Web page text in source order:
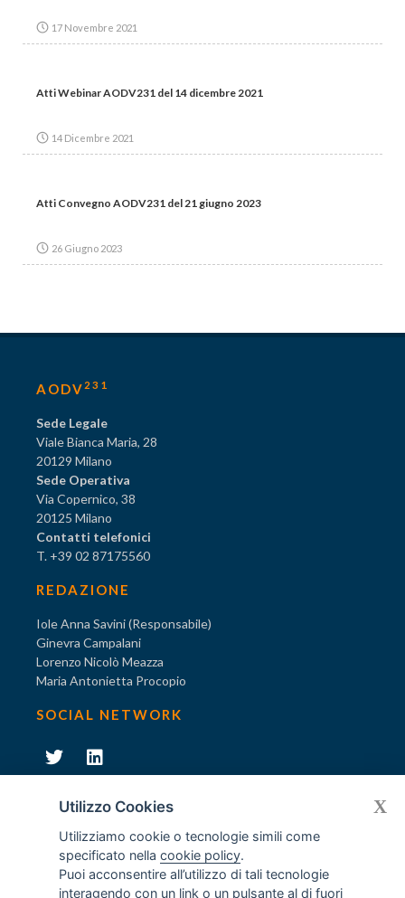
17 Novembre 2021
Atti Webinar AODV231 del 14 dicembre 2021
14 Dicembre 2021
Atti Convegno AODV231 del 21 giugno 2023
26 Giugno 2023
AODV 231
Sede Legale
Viale Bianca Maria, 28
20129 Milano
Sede Operativa
Via Copernico, 38
20125 Milano
Contatti telefonici
T. +39 02 87175560
REDAZIONE
Iole Anna Savini (Responsabile)
Ginevra Campalani
Lorenzo Nicolò Meazza
Maria Antonietta Procopio
SOCIAL NETWORK
Diventa socio di AODV
231
Utilizzo Cookies
Utilizziamo cookie o tecnologie simili come
specificato nellacookie policy.
Puoi acconsentire all’utilizzo di tali tecnologie
interagendo con un link o un pulsante al di fuori
X